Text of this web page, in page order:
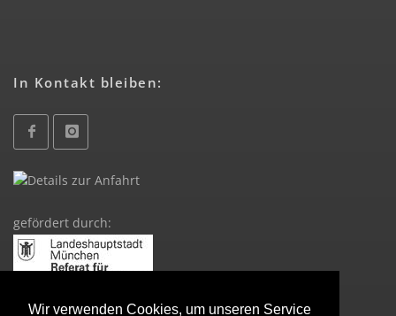
Wir verwenden Cookies, um unseren Service
In Kontakt bleiben:
gefördert durch: